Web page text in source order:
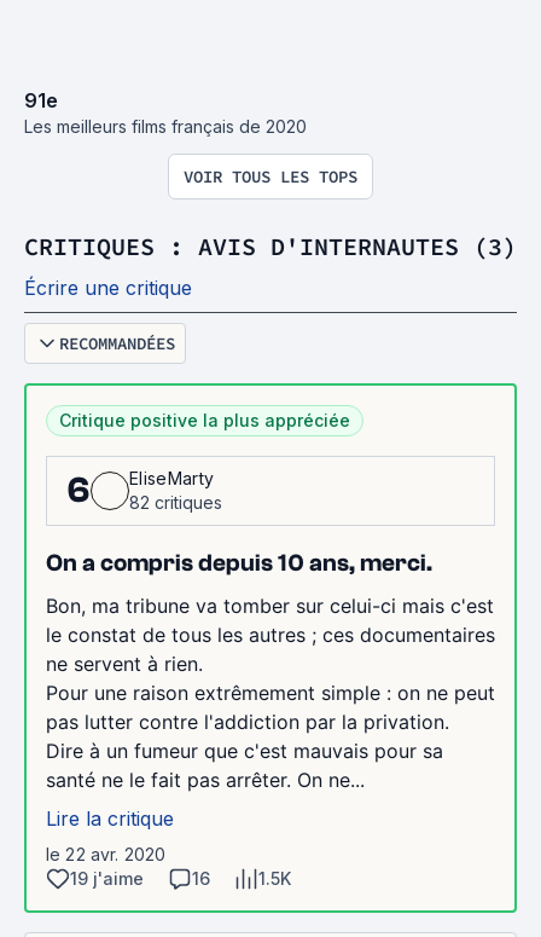
91e
Les meilleurs films français de 2020
VOIR TOUS LES TOPS
CRITIQUES : AVIS D'INTERNAUTES (3)
Écrire une critique
RECOMMANDÉES
Critique positive la plus appréciée
6
EliseMarty
82 critiques
On a compris depuis 10 ans, merci.
Bon, ma tribune va tomber sur celui-ci mais c'est
le constat de tous les autres ; ces documentaires
ne servent à rien.
Pour une raison extrêmement simple : on ne peut
pas lutter contre l'addiction par la privation.
Dire à un fumeur que c'est mauvais pour sa
santé ne le fait pas arrêter. On ne...
Lire la critique
le 22 avr. 2020
19 j'aime
16 1.5K